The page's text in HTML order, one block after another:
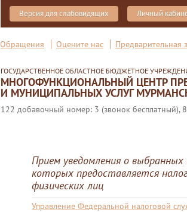
Версия для слабовидящих Личный
Обращения Оцените нас Предварительная
ГОСУДАРСТВЕННОЕ ОБЛАСТНОЕ БЮДЖЕТНОЕ
МНОГОФУНКЦИОНАЛЬНЫЙ ЦЕНТР
И МУНИЦИПАЛЬНЫХ УСЛУГ
122 добавочный номер: 3 (звонок бесплатный),
Прием уведомления о
которых предоставляется
физических лиц
Управление Федеральной налоговой